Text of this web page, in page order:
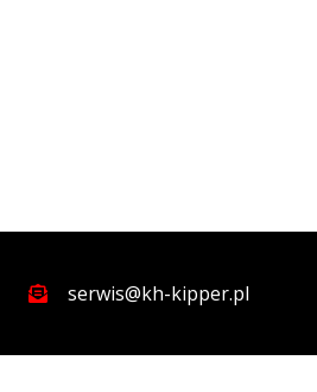
serwis@kh-kipper.pl